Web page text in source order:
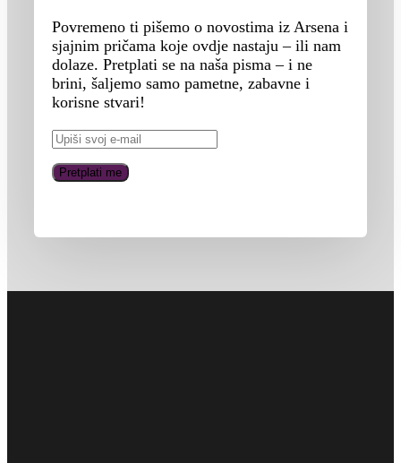
Povremeno ti pišemo o novostima iz Arsena i
sjajnim pričama koje ovdje nastaju – ili nam
dolaze. Pretplati se na naša pisma – i ne
brini, šaljemo samo pametne, zabavne i
korisne stvari!